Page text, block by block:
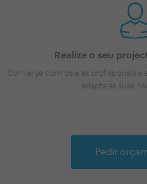
Realize o seu
Converse com os e as profissionais
adapta às suas
Pedir